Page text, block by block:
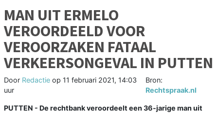
MAN UIT ERMELO
VEROORDEELD VOOR
VEROORZAKEN FATAAL
VERKEERSONGEVAL IN PUTTEN
Door Redactie op 11 februari 2021, 14:03
uur
Bron:
Rechtspraak.nl
PUTTEN - De rechtbank veroordeelt een 36-jarige man uit